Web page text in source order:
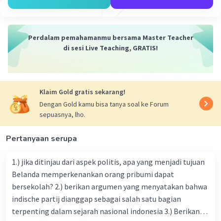
arbitrase dalam peristiwa Tahkim tidak melalui
* Keputusan yang Tidak Mengikat: Keputusan yang
dihasilkan dari proses tahkim tidak sepenuhnya diterima
oleh semua pihak dan memicu perpecahan yang lebih
* Ali bin Abi Thalib: Ali bin Abi Thalib terpaksa menerima
keputusan tahkim yang merugikan dirinya dan para
pendukungnya. Hal ini menunjukkan bahwa kompromi
yang berlebihan dapat mengorbankan prinsip dan nilai-
Nilai-nilai Positif yang Dapat Ditiru:
Meskipun demikian, ada beberapa nilai positif yang
dapat kita ambil dari peristiwa Tahkim, seperti:
Perdalam pemahamanmu bersama Master Teacher
di sesi Live Teaching, GRATIS!
Klaim Gold gratis sekarang!
Dengan Gold kamu bisa tanya soal ke Forum
sepuasnya, lho.
Pertanyaan serupa
1.) jika ditinjau dari aspek politis, apa yang menjadi tujuan
Belanda memperkenankan orang pribumi dapat
bersekolah? 2.) berikan argumen yang menyatakan bahwa
indische partij dianggap sebagai salah satu bagian
terpenting dalam sejarah nasional indonesia 3.) Berikan